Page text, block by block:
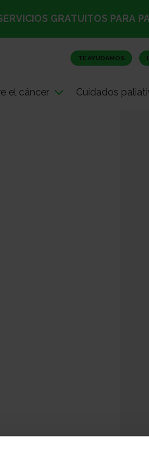
GRATUITOS PARA
TE AYUDAMOS
el cáncer Cuidados